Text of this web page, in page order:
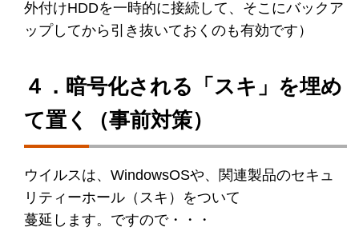
外付けHDDを一時的に接続して、そこにバックア
ップしてから引き抜いておくのも有効です）
４．暗号化される「スキ」を埋め
て置く（事前対策）
ウイルスは、WindowsOSや、関連製品のセキュ
リティーホール（スキ）をついて
蔓延します。ですので・・・